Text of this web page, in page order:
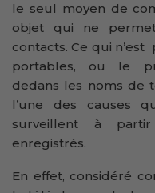
le seul moyen de
objet qui ne
contacts. Ce qui
portables, ou le
dedans les noms de
l’une des causes
surveillent à
enregistrés.
En effet, considéré